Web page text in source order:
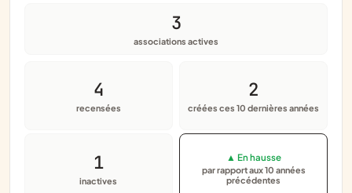
3
associations actives
4
recensées
2
créées ces 10 dernières années
1
inactives
▲ En hausse
par rapport aux 10 années
précédentes